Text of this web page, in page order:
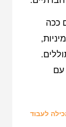
ככה
עם
לעבוד